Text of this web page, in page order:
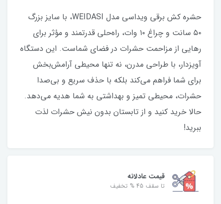
حشره کش برقی ویداسی مدل WEIDASI، با سایز بزرگ
۵۰ سانت و چراغ ۱۰ وات، راه‌حلی قدرتمند و مؤثر برای
رهایی از مزاحمت حشرات در فضای شماست. این دستگاه
آویزدار، با طراحی مدرن، نه تنها محیطی آرامش‌بخش
برای شما فراهم می‌کند بلکه با حذف سریع و بی‌صدا
حشرات، محیطی تمیز و بهداشتی به شما هدیه می‌دهد.
حالا خرید کنید و از تابستان بدون نیش حشرات لذت
ببرید!
قیمت عادلانه
تا سقف 45 % تخفیف